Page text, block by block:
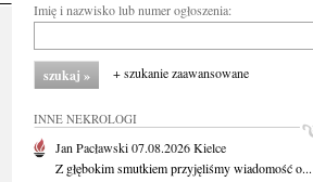
Imię i nazwisko lub numer ogłoszenia:
+ szukanie zaawansowane
INNE NEKROLOGI
Jan Pacławski07.08.2026Kielce
Z głębokim smutkiem przyjęliśmy wiadomość o...